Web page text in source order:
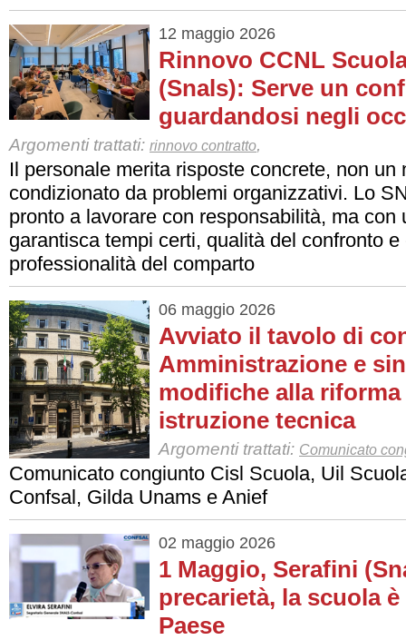
12 maggio 2026
Rinnovo CCNL
(Snals): Serve un
guardandosi negli
Argomenti trattati: rinnovo contratto,
Il personale merita risposte concrete, non un
condizionato da problemi organizzativi. Lo
pronto a lavorare con responsabilità, ma con
garantisca tempi certi, qualità del confronto
professionalità del comparto
06 maggio 2026
Avviato il tavolo di
Amministrazione e
modifiche alla
istruzione tecnica
Argomenti trattati: Comunicato
Comunicato congiunto Cisl Scuola, Uil
Confsal, Gilda Unams e Anief
02 maggio 2026
1 Maggio, Serafini
precarietà, la scuola
Paese